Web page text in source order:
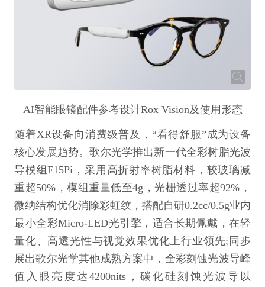
AI智能眼镜配件参考设计Rox Vision及使用形态
随着XR设备向消费级普及，“看得舒服”成为设备
核心发展趋势。歌尔光学推出新一代全彩树脂光波
导模组F15Pi，采用高折射率树脂材料，较玻璃减
重超50%，模组重量低至4g，光栅透过率超92%，
微纳结构优化消除彩虹纹，搭配自研0.2cc/0.5g业内
最小全彩Micro-LED光引擎，适合长期佩戴，在轻
量化、高透光性与视觉效果优化上行业领先;同步
展出歌尔光学其他成熟方案中，全彩刻蚀光波导峰
值入眼亮度达4200nits，碳化硅刻蚀光波导以